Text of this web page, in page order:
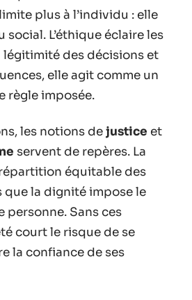
plus à l’individu : elle
L’éthique éclaire les
légitimité des décisions et
elle agit comme un
règle imposée.
les notions dejustice et
servent de repères. La
équitable des
que la dignité impose le
personne. Sans ces
court le risque de se
la confiance de ses